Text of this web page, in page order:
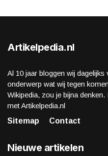
Artikelpedia.nl
Al 10 jaar bloggen wij
onderwerp wat wij tegen
Wikipedia, zou je bijna
met Artikelpedia.nl
Sitemap
Contact
Nieuwe artikelen